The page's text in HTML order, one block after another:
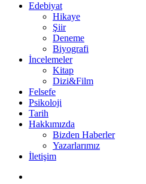
Edebiyat
Hikaye
Şiir
Deneme
Biyografi
İncelemeler
Kitap
Dizi&Film
Felsefe
Psikoloji
Tarih
Hakkımızda
Bizden Haberler
Yazarlarımız
İletişim